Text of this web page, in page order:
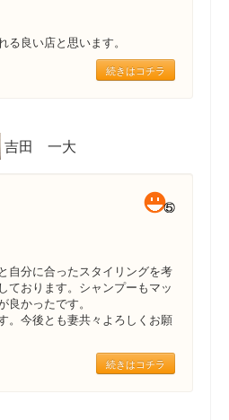
良い店と思います。
続きはコチラ
吉田 一大
自分に合ったスタイリングを考
ております。シャンプーもマッ
かったです。
。今後とも妻共々よろしくお願
続きはコチラ